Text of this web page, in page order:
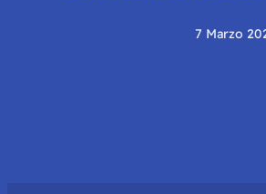
7 Marzo